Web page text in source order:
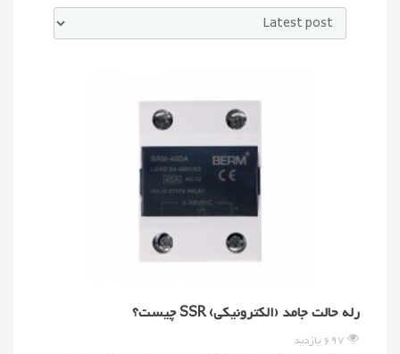
رله حالت جامد (الکترونیکی) SSR چیست؟
697 بازدید